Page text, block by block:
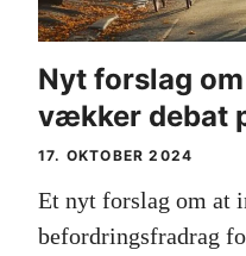
Nyt forslag
vækker debat
17. OKTOBER 2024
Et nyt forslag om at
befordringsfradrag